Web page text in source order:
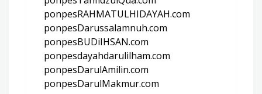
ponpesRAHMATULHIDAYAH.com
ponpesDarussalamnuh.com
ponpesBUDiIHSAN.com
ponpesdayahdarulilham.com
ponpesDarulAmilin.com
ponpesDarulMakmur.com